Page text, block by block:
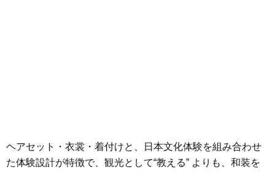
ヘアセット・衣裳・着付けと、日本文化体験を組み合わせ
た体験設計が特徴で、観光として“教える” よりも、和装を